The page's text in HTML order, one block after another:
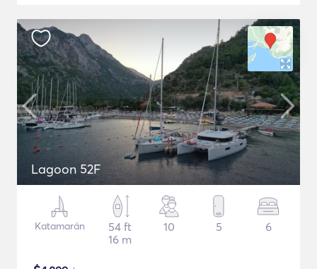
Lagoon 52F
Katamarán
54 ft
16 m
10 5 6